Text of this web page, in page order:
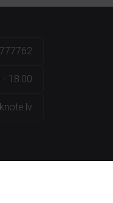
- 18:00